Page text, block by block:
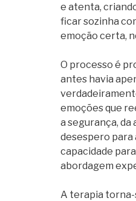
e atenta,
ficar sozinha
emoção certa,
O processo é
antes havia
emoções que
a segurança,
desespero para
capacidade
abordagem
A terapia torna-